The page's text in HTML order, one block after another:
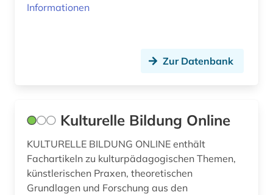
thüringen (3)
turkologie (1)
ukraine (2)
umwelt (1)
Informationen
Zur Datenbank
Kulturelle Bildung Online
KULTURELLE BILDUNG ONLINE enthält
Fachartikeln zu kulturpädagogischen Themen,
künstlerischen Praxen, theoretischen
Grundlagen und Forschung aus den